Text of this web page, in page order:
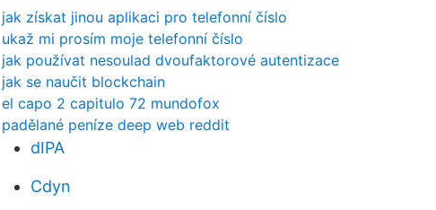
jak získat jinou aplikaci pro telefonní číslo
ukaž mi prosím moje telefonní číslo
jak používat nesoulad dvoufaktorové autentizace
jak se naučit blockchain
el capo 2 capitulo 72 mundofox
padělané peníze deep web reddit
dIPA
Cdyn